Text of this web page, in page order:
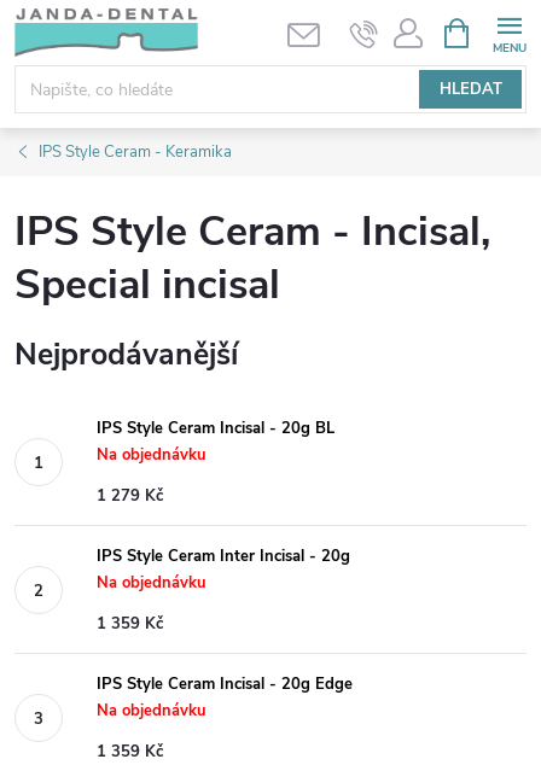
Přejít
obsah
HLEDAT
NÁKUPNÍ
KOŠÍK
IPS Style Ceram - Keramika
IPS Style Ceram - Incisal,
Special incisal
Nejprodávanější
IPS Style Ceram Incisal - 20g BL
Na objednávku
1 279 Kč
IPS Style Ceram Inter Incisal - 20g
Na objednávku
1 359 Kč
IPS Style Ceram Incisal - 20g Edge
Na objednávku
1 359 Kč